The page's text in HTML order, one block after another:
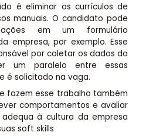
é eliminar os currículos de
manuais. O candidato pode
em um formulário
empresa, por exemplo. Esse
por coletar os dados do
um paralelo entre essas
é solicitado na vaga.
fazem esse trabalho também
comportamentos e avaliar
à cultura da empresa
soft skills